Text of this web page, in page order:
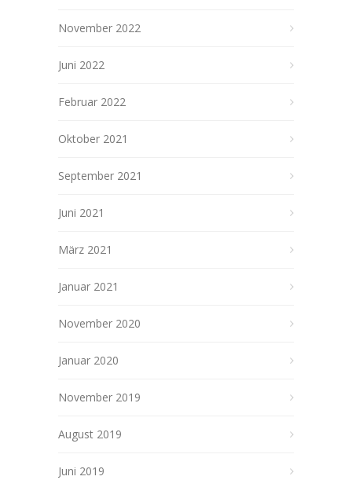
November 2022
Juni 2022
Februar 2022
Oktober 2021
September 2021
Juni 2021
März 2021
Januar 2021
November 2020
Januar 2020
November 2019
August 2019
Juni 2019